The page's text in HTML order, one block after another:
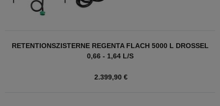
RETENTIONSZISTERNE REGENTA FLACH 5000 L DROSSEL
0,66 - 1,64 L/S
2.399,90 €